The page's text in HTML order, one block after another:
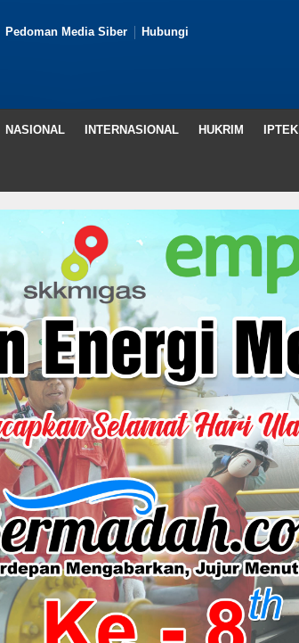
Pedoman Media Siber Hubungi
NASIONAL INTERNASIONAL HUKRIM IPTEK